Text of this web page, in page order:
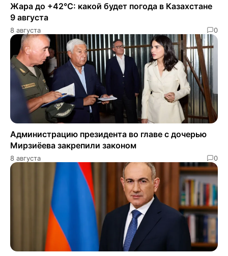
Жара до +42°C: какой будет погода в Казахстане
9 августа
8 августа 0
Администрацию президента во главе с дочерью
Мирзиёева закрепили законом
8 августа 0